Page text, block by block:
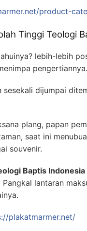
product-
Tinggi Teologi
lebih-lebih
pengertiannya.
dijumpai
plang, papan
saat ini
souvenir.
Baptis Indonesia
lantaran
plakatmarmer.net/